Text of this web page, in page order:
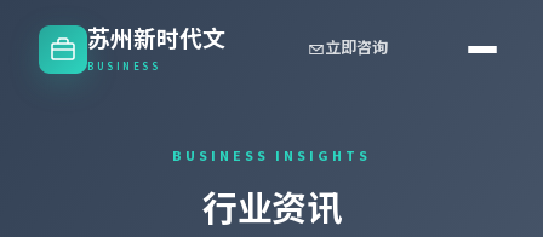
苏州新时代文
BUSINESS
立即咨询
BUSINESS INSIGHTS
行业资讯